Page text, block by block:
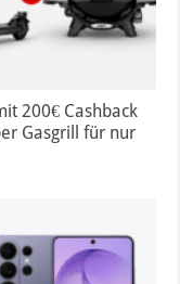
200€ Cashback
Gasgrill für nur